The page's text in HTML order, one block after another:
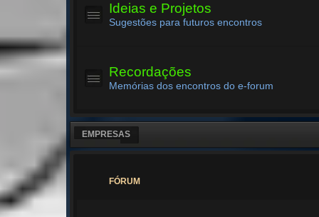
Ideias e Projetos
Sugestões para futuros encontros
Recordações
Memórias dos encontros do e-forum
EMPRESAS
FÓRUM